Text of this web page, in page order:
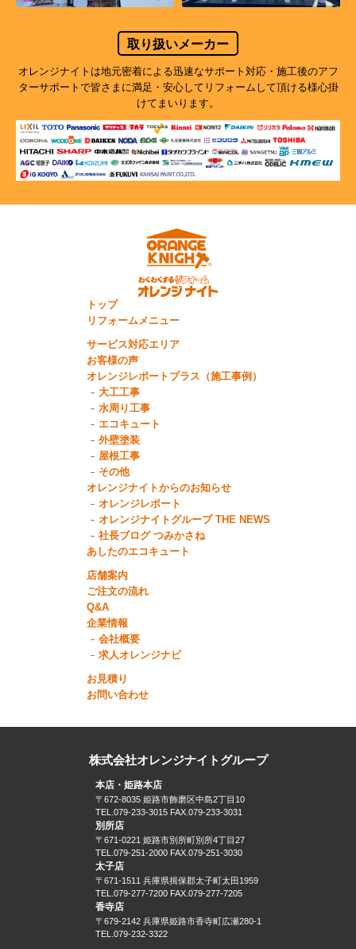
取り扱いメーカー
オレンジナイトは地元密着による迅速なサポート対応・施工後のアフ
ターサポートで皆さまに満足・安心してリフォームして頂ける様心掛
けてまいります。
トップ
リフォームメニュー
サービス対応エリア
お客様の声
オレンジレポートプラス（施工事例）
大工工事
水周り工事
エコキュート
外壁塗装
屋根工事
その他
オレンジナイトからのお知らせ
オレンジレポート
オレンジナイトグループ THE NEWS
社長ブログ つみかさね
あしたのエコキュート
店舗案内
ご注文の流れ
Q&A
企業情報
会社概要
求人オレンジナビ
お見積り
お問い合わせ
株式会社オレンジナイトグループ
本店・姫路本店
〒672-8035 姫路市飾磨区中島2丁目10
TEL.079-233-3015 FAX.079-233-3031
別所店
〒671-0221 姫路市別所町別所4丁目27
TEL.079-251-2000 FAX.079-251-3030
太子店
〒671-1511 兵庫県揖保郡太子町太田1959
TEL.079-277-7200 FAX.079-277-7205
香寺店
〒679-2142 兵庫県姫路市香寺町広瀬280-1
TEL.079-232-3322